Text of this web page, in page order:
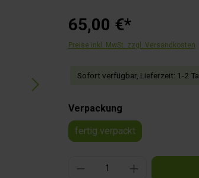
65,00 €*
Preise inkl. MwSt. zzgl. Versandkosten
Sofort verfügbar, Lieferzeit: 1-2
Verpackungauswählen
fertig verpackt
Produkt Anzahl: Gib den